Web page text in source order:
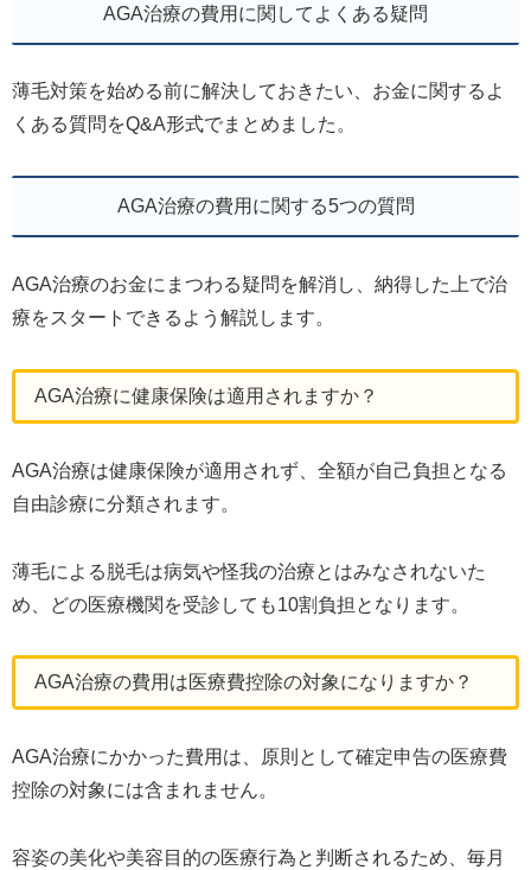
AGA治療の費用に関してよくある疑問
薄毛対策を始める前に解決しておきたい、お金に関するよ
くある質問をQ&A形式でまとめました。
AGA治療の費用に関する5つの質問
AGA治療のお金にまつわる疑問を解消し、納得した上で治
療をスタートできるよう解説します。
AGA治療に健康保険は適用されますか？
AGA治療は健康保険が適用されず、全額が自己負担となる
自由診療に分類されます。
薄毛による脱毛は病気や怪我の治療とはみなされないた
め、どの医療機関を受診しても10割負担となります。
AGA治療の費用は医療費控除の対象になりますか？
AGA治療にかかった費用は、原則として確定申告の医療費
控除の対象には含まれません。
容姿の美化や美容目的の医療行為と判断されるため、毎月